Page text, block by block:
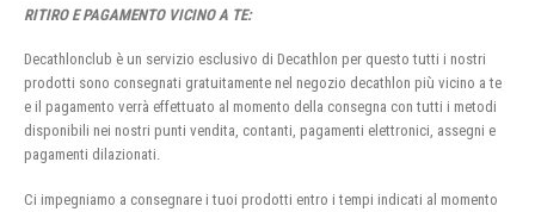
RITIRO E PAGAMENTO VICINO A TE:
Decathlonclub è un servizio esclusivo di Decathlon per questo tutti i nostri
prodotti sono consegnati gratuitamente nel negozio decathlon più vicino a te
e il pagamento verrà effettuato al momento della consegna con tutti i metodi
disponibili nei nostri punti vendita, contanti, pagamenti elettronici, assegni e
pagamenti dilazionati.
Ci impegniamo a consegnare i tuoi prodotti entro i tempi indicati al momento